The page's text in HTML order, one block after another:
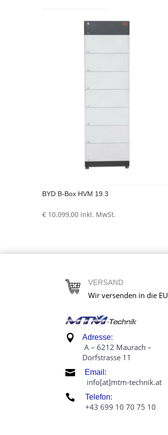
BYD B-Box HVM 19.3
€ 10.099,00 inkl. MwSt.
VERSAND
Wir versenden in die EU
 Adresse:
A – 6212 Maurach –
Dorfstrasse 11

Email:
info[at]mtm-technik.at

Telefon:
+43 699 10 70 75 10